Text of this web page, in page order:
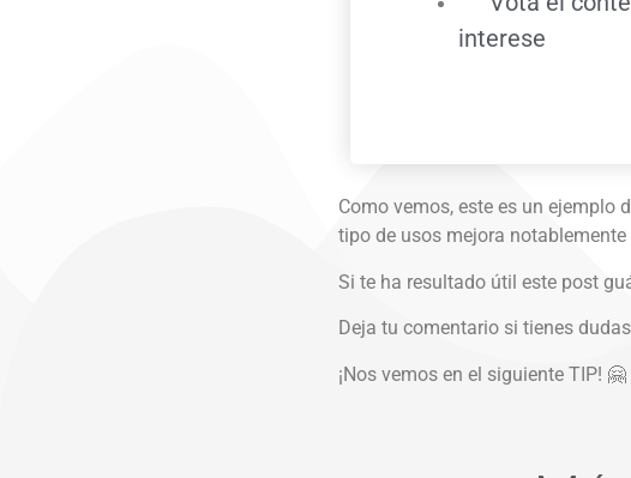
interese
Como vemos, este es un ejemplo
tipo de usos mejora
Si te ha resultado útil este post
Deja tu comentario si tienes
¡Nos vemos en el siguiente TIP! 🤗